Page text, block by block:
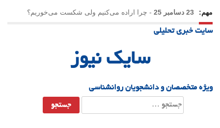
مهم: 23 دسامبر 25 - چرا اراده می‌کنیم ولی شکست می‌خوریم؟
21 دسامبر 25
سایت خبری تحلیلی
سایک نیوز
ویژه متخصصان و دانشجویان روانشناسی
جستجو
برای: